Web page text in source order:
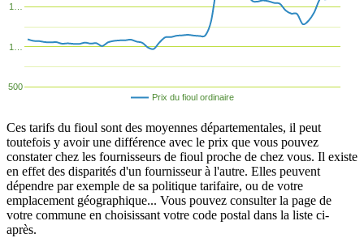
Prix du fioul ordinaire
500
1…
1…
Ces tarifs du fioul sont des moyennes départementales, il peut
toutefois y avoir une différence avec le prix que vous pouvez
constater chez les fournisseurs de fioul proche de chez vous. Il existe
en effet des disparités d'un fournisseur à l'autre. Elles peuvent
dépendre par exemple de sa politique tarifaire, ou de votre
emplacement géographique... Vous pouvez consulter la page de
votre commune en choisissant votre code postal dans la liste ci-
après.